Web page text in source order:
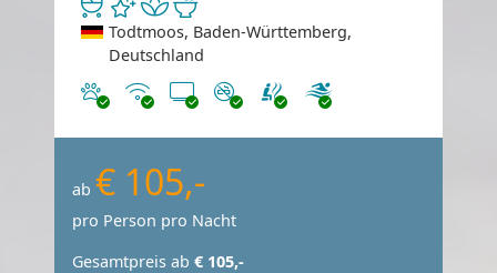
Todtmoos, Baden-Württemberg,
Deutschland
Haustiere erlaubt
Internet
TV Nichtraucher
ab € 105,-
pro Person pro Nacht
Gesamtpreis ab € 105,-